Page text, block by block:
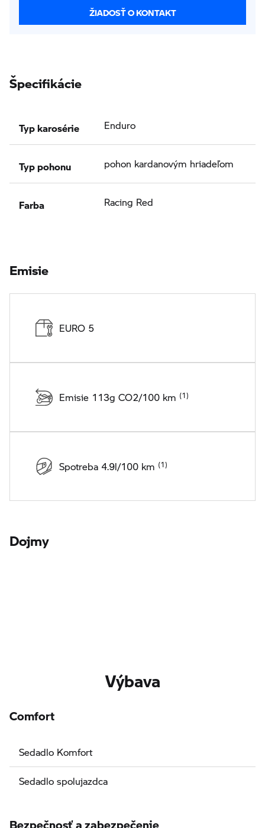
ŽIADOSŤ O KONTAKT
Špecifikácie
Typ karosérie Enduro
Typ pohonu pohon kardanovým hriadeľom
Farba Racing Red
Emisie
EURO 5
Emisie 113g CO2/100 km
Spotreba 4.9l/100 km
Dojmy
Výbava
Comfort
Sedadlo Komfort
Sedadlo spolujazdca
Bezpečnosť a zabezpečenie